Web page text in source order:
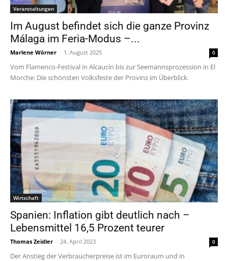
Veranstaltungen
Im August befindet sich die ganze Provinz
Málaga im Feria-Modus –...
Marlene Wörner - 1. August 2025 0
Vom Flamenco-Festival in Alcaucín bis zur Seemannsprozession in El
Morche: Die schönsten Volksfeste der Provinz im Überblick.
Wirtschaft
Spanien: Inflation gibt deutlich nach –
Lebensmittel 16,5 Prozent teurer
Thomas Zeidler - 24. April 2023 0
Der Anstieg der Verbraucherpreise ist im Euroraum und in